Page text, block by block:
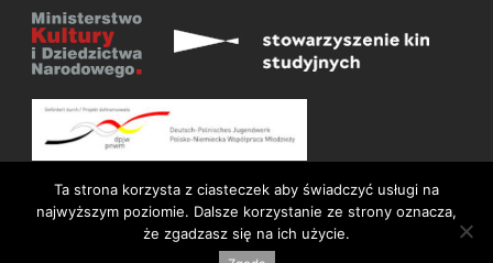
© Wszelkie prawa zastrzeżone 2026
Ta strona korzysta z ciasteczek aby świadczyć usługi na
najwyższym poziomie. Dalsze korzystanie ze strony oznacza,
że zgadzasz się na ich użycie.